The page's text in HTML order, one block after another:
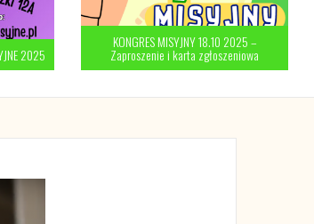
2025
KONGRES MISYJNY 18.10 2025 –
Zaproszenie i karta zgłoszeniowa